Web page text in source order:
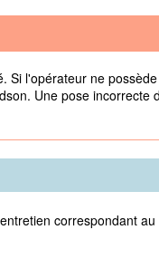
Si l'opérateur ne
Une pose incorrecte
correspondant